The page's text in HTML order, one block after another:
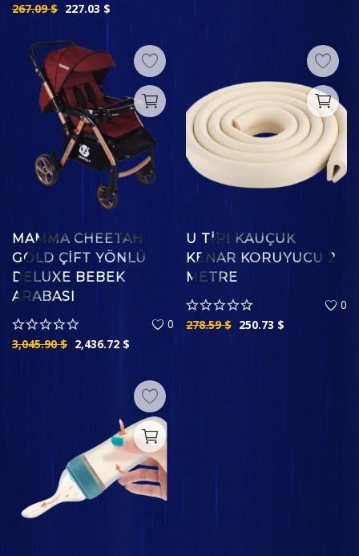
267.09$ 227.03 $
MAMMA CHEETAH
GOLD ÇIFT YÖNLÜ
DELUXE BEBEK
ARABASI
0
3,045.90$ 2,436.72 $
U TIPI KAUÇUK
KENAR KORUYUCU 2
METRE
0
278.59$ 250.73 $